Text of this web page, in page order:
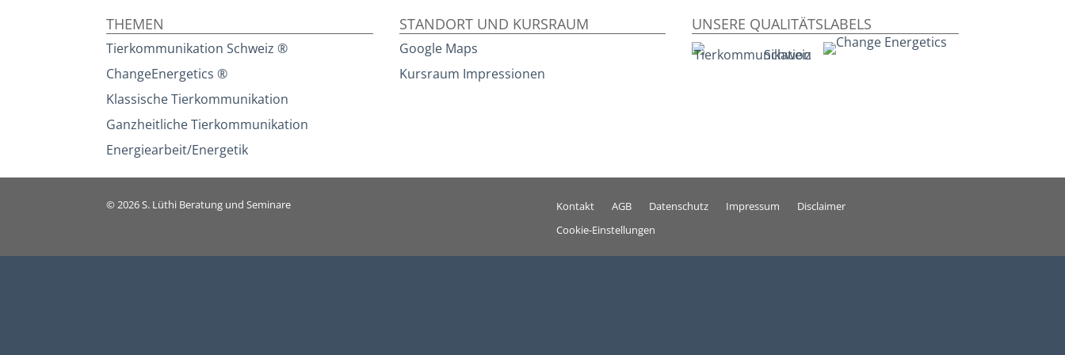
THEMEN
Tierkommunikation Schweiz ®
ChangeEnergetics ®
Klassische Tierkommunikation
Ganzheitliche Tierkommunikation
Energiearbeit/Energetik
STANDORT UND KURSRAUM
Google Maps
Kursraum Impressionen
UNSERE QUALITÄTSLABELS
© 2026S. Lüthi Beratung und Seminare Kontakt AGB Datenschutz Impressum
Disclaimer
Cookie-Einstellungen